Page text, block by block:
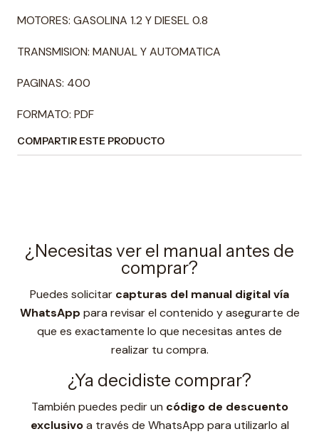
MOTORES: GASOLINA 1.2 Y DIESEL 0.8
TRANSMISION: MANUAL Y AUTOMATICA
PAGINAS: 400
FORMATO: PDF
COMPARTIR ESTE PRODUCTO
¿Necesitas ver el manual antes de
comprar?
Puedes solicitar capturas del manual digital vía
WhatsApp para revisar el contenido y asegurarte de
que es exactamente lo que necesitas antes de
realizar tu compra.
¿Ya decidiste comprar?
También puedes pedir un código de descuento
exclusivoa través de WhatsApp para utilizarlo al